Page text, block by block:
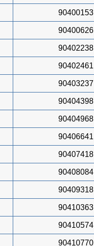
90400153
90400626
90402238
90402461
90403237
90404398
90404968
90406641
90407418
90408084
90409318
90410363
90410574
90410770